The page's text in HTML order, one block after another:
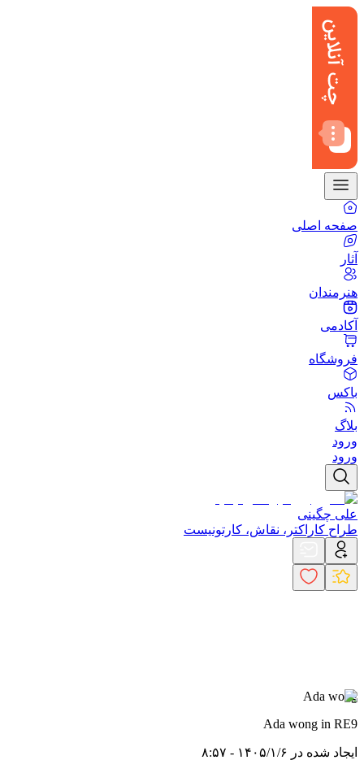
صفحه اصلی
آثار
هنرمندان
آکادمی
فروشگاه
باکس
بلاگ
ورود
ورود
علی چگینی
طراح کاراکتر، نقاش، کارتونیست
Ada wong
Ada wong in RE9
ایجاد شده در ۱۴۰۵/۱/۶ - ۸:۵۷